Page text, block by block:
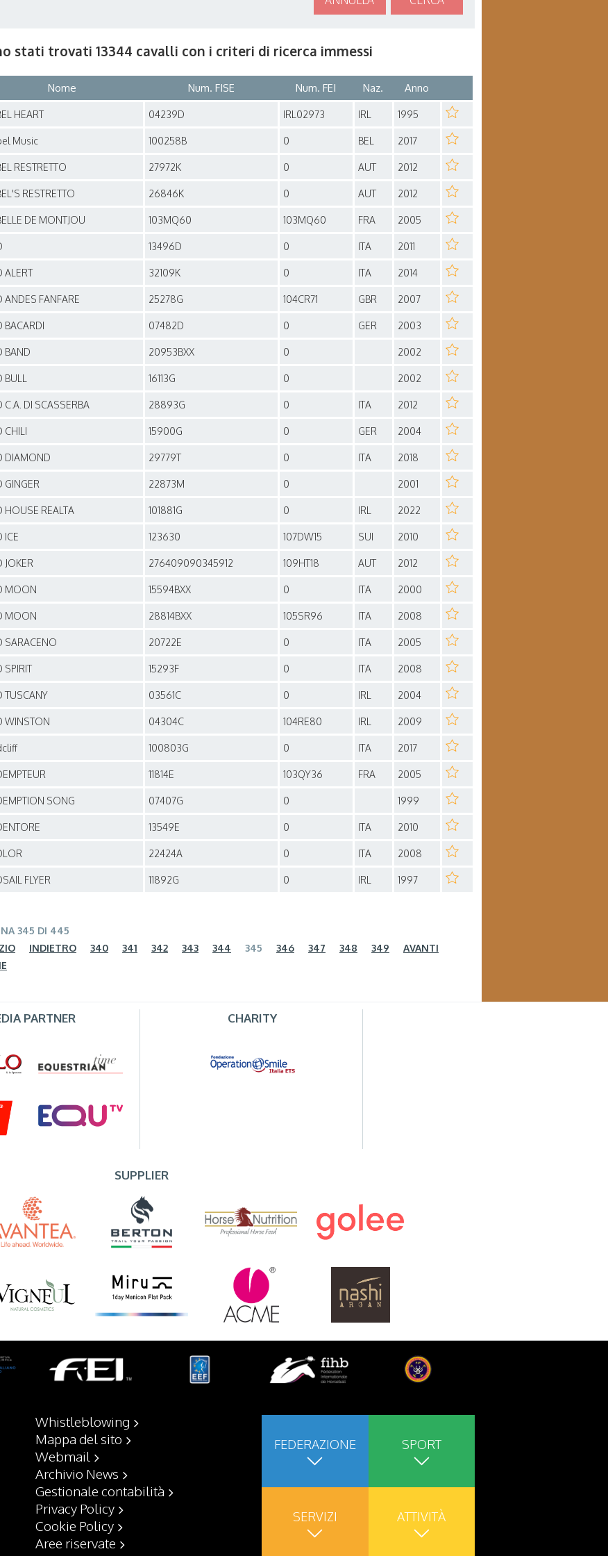
stati trovati 13344 cavalli con i criteri di ricerca immessi
Nome Num. FISE Num. FEI Naz. Anno
HEART 04239D IRL02973 IRL 1995
Music 100258B 0 BEL 2017
RESTRETTO 27972K 0 AUT 2012
RESTRETTO 26846K 0 AUT 2012
DE MONTJOU 103MQ60 103MQ60 FRA 2005
13496D 0 ITA 2011
ALERT 32109K 0 ITA 2014
ANDES FANFARE 25278G 104CR71 GBR 2007
BACARDI 07482D 0 GER 2003
BAND 20953BXX 0 2002
BULL 16113G 0 2002
C.A. DI SCASSERBA 28893G 0 ITA 2012
CHILI 15900G 0 GER 2004
DIAMOND 29779T 0 ITA 2018
GINGER 22873M 0 2001
HOUSE REALTA 101881G 0 IRL 2022
ICE 123630 107DW15 SUI 2010
JOKER 276409090345912 109HT18 AUT 2012
MOON 15594BXX 0 ITA 2000
MOON 28814BXX 105SR96 ITA 2008
SARACENO 20722E 0 ITA 2005
SPIRIT 15293F 0 ITA 2008
TUSCANY 03561C 0 IRL 2004
WINSTON 04304C 104RE80 IRL 2009
100803G 0 ITA 2017
11814E 103QY36 FRA 2005
SONG 07407G 0 1999
13549E 0 ITA 2010
22424A 0 ITA 2008
FLYER 11892G 0 IRL 1997
345 DI 445
INDIETRO 340 341 342 343 344 345 346 347 348 349
AVANTI
PARTNER CHARITY
SUPPLIER
Whistleblowing
Mappa del sito
Webmail
Archivio News
Gestionale contabilità
Privacy Policy
Cookie Policy
Aree riservate
FEDERAZIONE SPORT
SERVIZI ATTIVITÀ